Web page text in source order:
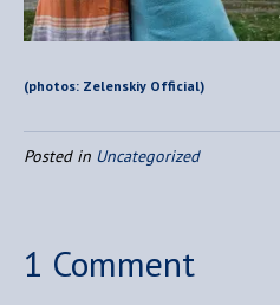
(photos: Zelenskiy Official)
Posted in Uncategorized
1 Comment